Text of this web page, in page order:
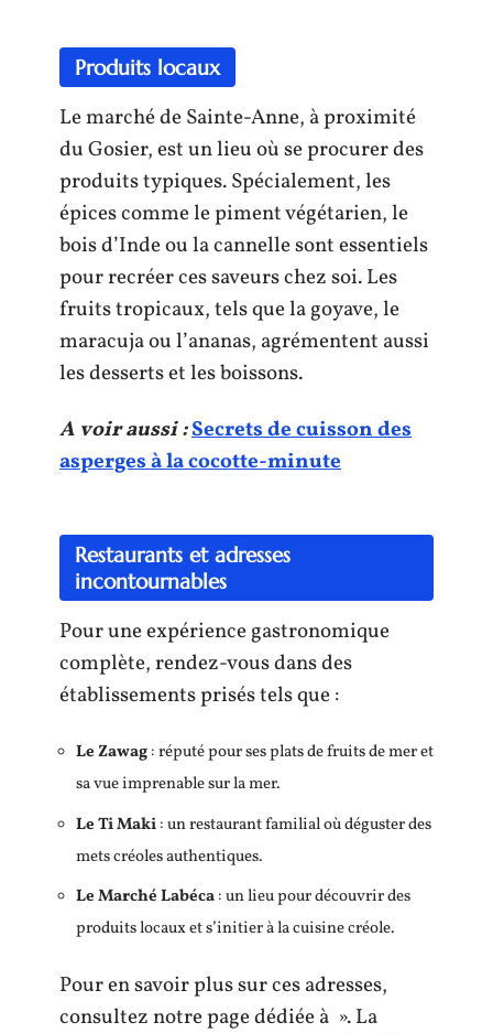
Produits locaux
Le marché de Sainte-Anne, à proximité
du Gosier, est un lieu où se procurer des
produits typiques. Spécialement, les
épices comme le piment végétarien, le
bois d’Inde ou la cannelle sont essentiels
pour recréer ces saveurs chez soi. Les
fruits tropicaux, tels que la goyave, le
maracuja ou l’ananas, agrémentent aussi
les desserts et les boissons.
A voir aussi :Secrets de cuisson des
asperges à la cocotte-minute
Restaurants et adresses
incontournables
Pour une expérience gastronomique
complète, rendez-vous dans des
établissements prisés tels que :
Le Zawag: réputé pour ses plats de fruits de mer et
sa vue imprenable sur la mer.
Le Ti Maki: un restaurant familial où déguster des
mets créoles authentiques.
Le Marché Labéca: un lieu pour découvrir des
produits locaux et s’initier à la cuisine créole.
Pour en savoir plus sur ces adresses,
consultez notre page dédiée à ». La